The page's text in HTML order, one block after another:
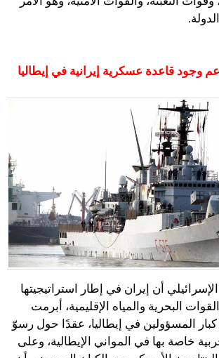
وجود قاعدة عسكرية إيرانية في إيطاليا
أن إيران في إطار استراتيجيتها
البحرية والمياه الإقليمية، أبرمت
المسؤولين في إيطاليا، عقدًا حول رسوّ
خاصة بها في المواني الإيطالية، وعلى